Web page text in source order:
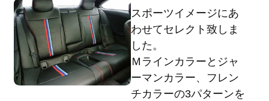
スポーツイメージにあ
わせてセレクト致しま
した。
Ｍラインカラーとジャ
ーマンカラー、フレン
チカラーの3パターンを